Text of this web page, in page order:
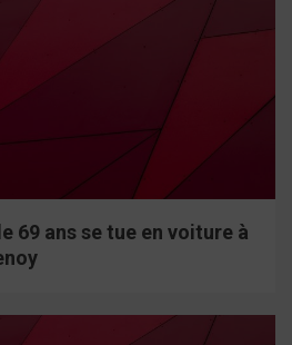
69 ans se tue en voiture à